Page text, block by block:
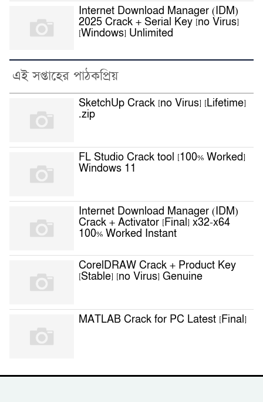
Internet Download Manager (IDM)
2025 Crack + Serial Key [no Virus]
[Windows] Unlimited
এই সপ্তাহের পাঠকপ্রিয়
SketchUp Crack [no Virus] [Lifetime]
.zip
FL Studio Crack tool [100% Worked]
Windows 11
Internet Download Manager (IDM)
Crack + Activator [Final] x32-x64
100% Worked Instant
CorelDRAW Crack + Product Key
[Stable] [no Virus] Genuine
MATLAB Crack for PC Latest [Final]